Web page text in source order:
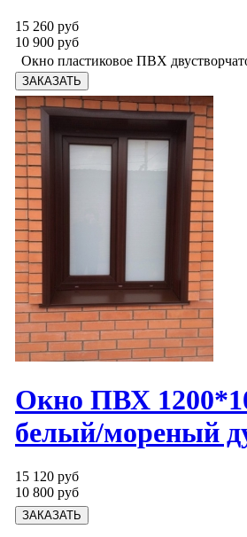
15 260 руб
10 900 руб
Окно пластиковое ПВХ
Окно ПВХ
белый/мореный
15 120 руб
10 800 руб